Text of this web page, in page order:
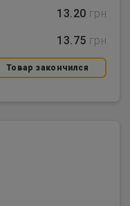
13.20 грн
13.75 грн
Товар закончился